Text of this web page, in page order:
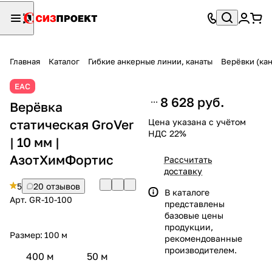
Главная Каталог Гибкие анкерные линии, канаты Верёвки
ЕАС
Верёвка
статическая GroVer
| 10 мм |
АзотХимФортис
5
20 отзывов
Арт. GR-10-100
Размер: 100 м
400 м
50 м
8 628 руб.
Цена указана с учётом
НДС 22%
Рассчитать
доставку
В каталоге
представлены
базовые цены
продукции,
рекомендованные
производителем.